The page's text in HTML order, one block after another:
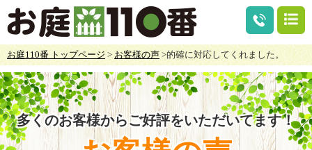
お庭110番 トップページ >お客様の声>的確に対応してくれました。
多くのお客様からご好評をいただいてます！